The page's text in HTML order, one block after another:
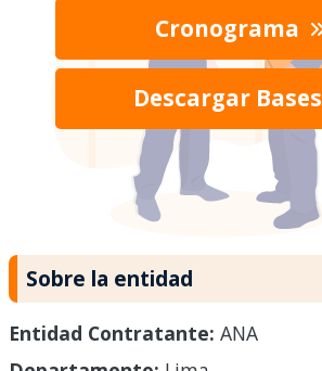
Cronograma
Descargar Bases
Sobre la entidad
Entidad Contratante: ANA